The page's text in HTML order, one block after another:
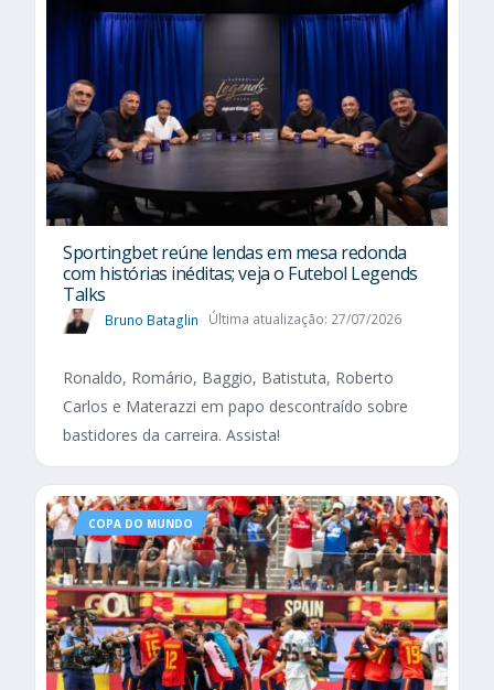
Sportingbet reúne lendas em mesa redonda
com histórias inéditas; veja o Futebol Legends
Talks
Bruno Bataglin Última atualização: 27/07/2026
Ronaldo, Romário, Baggio, Batistuta, Roberto
Carlos e Materazzi em papo descontraído sobre
bastidores da carreira. Assista!
COPA DO MUNDO